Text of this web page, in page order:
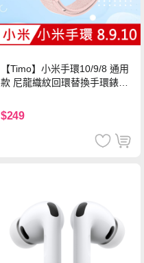
【Timo】小米手環10/9/8 通用
款 尼龍織紋回環替換手環錶帶-
$249